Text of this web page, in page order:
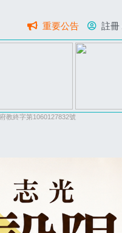
重要公告 註冊
教終字第1060127832號